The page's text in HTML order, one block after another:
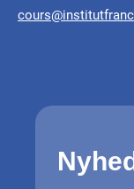
jusqu’